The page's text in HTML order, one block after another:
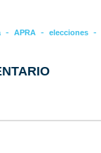
- APRA - elecciones -